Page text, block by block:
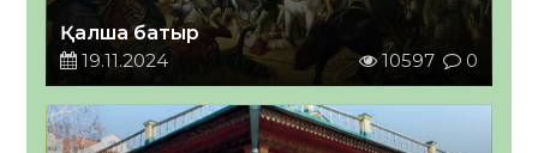
Қалша батыр
19.11.2024
10597 0